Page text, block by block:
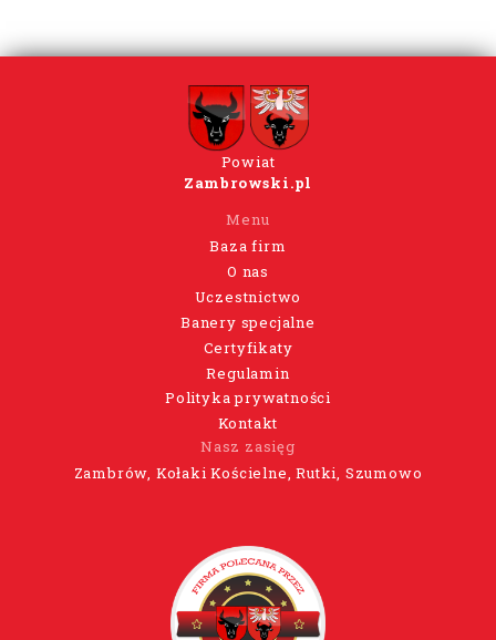
Powiat
Zambrowski.pl
Menu
Baza firm
O nas
Uczestnictwo
Banery specjalne
Certyfikaty
Regulamin
Polityka prywatności
Kontakt
Nasz zasięg
Zambrów, Kołaki Kościelne, Rutki, Szumowo